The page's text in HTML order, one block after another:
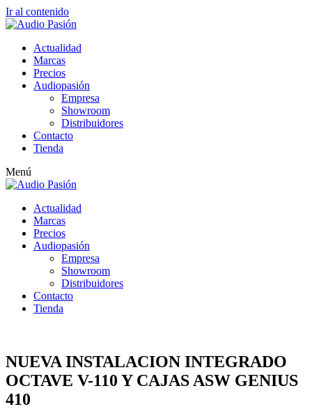
Ir al contenido
Actualidad
Marcas
Precios
Audiopasión
Empresa
Showroom
Distribuidores
Contacto
Tienda
Menú
Actualidad
Marcas
Precios
Audiopasión
Empresa
Showroom
Distribuidores
Contacto
Tienda
NUEVA INSTALACION INTEGRADO
OCTAVE V-110 Y CAJAS ASW GENIUS
410